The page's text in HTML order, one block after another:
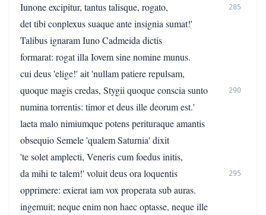
Iunone excipitur, tantus talisque, rogato,
285
det tibi conplexus suaque ante insignia sumat!'
Talibus ignaram Iuno Cadmeida dictis
formarat: rogat illa Iovem sine nomine munus.
cui deus 'elige!' ait 'nullam patiere repulsam,
quoque magis credas, Stygii quoque conscia sunto
290
numina torrentis: timor et deus ille deorum est.'
laeta malo nimiumque potens perituraque amantis
obsequio Semele 'qualem Saturnia' dixit
'te solet amplecti, Veneris cum foedus initis,
da mihi te talem!' voluit deus ora loquentis
295
opprimere: exierat iam vox properata sub auras.
ingemuit; neque enim non haec optasse, neque ille